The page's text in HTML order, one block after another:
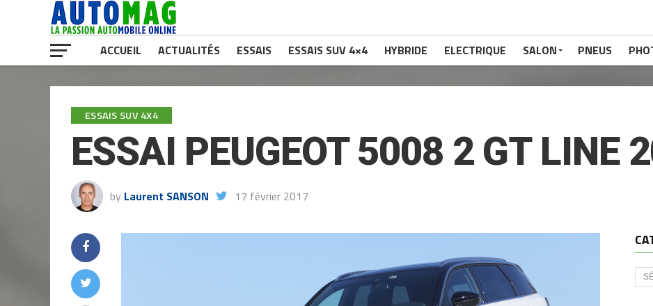
ACCUEIL ACTUALITÉS ESSAIS ESSAIS SUV 4×4 HYBRIDE ELECTRIQUE SALON PNEUS
ESSAIS SUV 4X4
ESSAI PEUGEOT 5008 2 GT LINE
by Laurent SANSON 17 février 2017
et